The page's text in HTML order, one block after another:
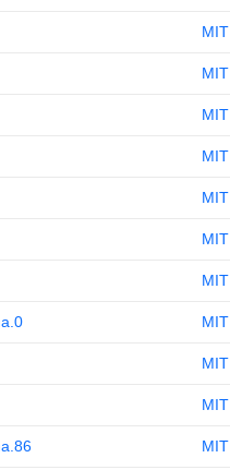
MIT
MIT
MIT
MIT
MIT
MIT
MIT
MIT
MIT
MIT
MIT